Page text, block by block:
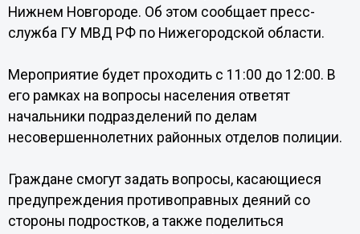
Нижнем Новгороде. Об этом сообщает пресс-
служба ГУ МВД РФ по Нижегородской области.
Мероприятие будет проходить с 11:00 до 12:00. В
его рамках на вопросы населения ответят
начальники подразделений по делам
несовершеннолетних районных отделов полиции.
Граждане смогут задать вопросы, касающиеся
предупреждения противоправных деяний со
стороны подростков, а также поделиться